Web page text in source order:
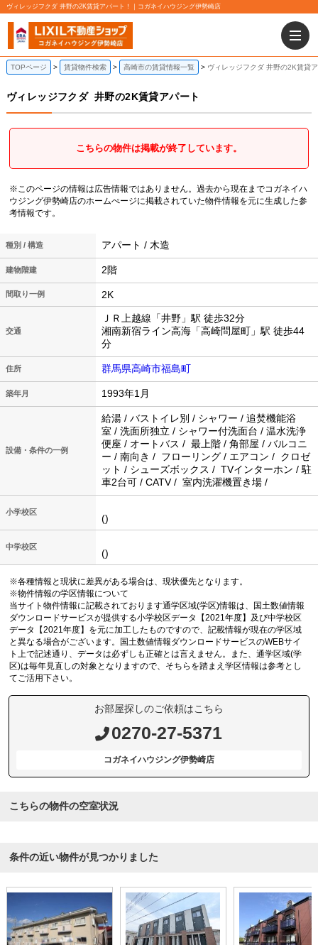
ヴィレッジフクダ 井野の2K賃貸アパート！｜コガネイハウジング伊勢崎店
TOPページ 賃貸物件検索 高崎市の賃貸情報一覧 ヴィレッジフクダ 井野の2K賃貸
ヴィレッジフクダ 井野の2K賃貸アパート
こちらの物件は掲載が終了しています。
※このページの情報は広告情報ではありません。過去から現在までコガネイハ
ウジング伊勢崎店のホームぺージに掲載されていた物件情報を元に生成した参
考情報です。
種別 / 構造 アパート / 木造
建物階建 2階
間取り一例 2K
交通
ＪＲ上越線「井野」駅 徒歩32分
湘南新宿ライン高海「高崎問屋町」駅 徒歩44
分
住所 群馬県高崎市福島町
築年月 1993年1月
設備・条件の一例
給湯 / バストイレ別 / シャワー / 追焚機能浴
室 / 洗面所独立 / シャワー付洗面台 / 温水洗浄
便座 / オートバス / 最上階 / 角部屋 / バルコニ
ー / 南向き / フローリング / エアコン / クロゼ
ット / シューズボックス / TVインターホン / 駐
車2台可 / CATV / 室内洗濯機置き場 /
小学校区
()
中学校区
()
※各種情報と現状に差異がある場合は、現状優先となります。
※物件情報の学区情報について
当サイト物件情報に記載されております通学区域(学区)情報は、国土数値情報
ダウンロードサービスが提供する小学校区データ【2021年度】及び中学校区
データ【2021年度】を元に加工したものですので、記載情報が現在の学区域
と異なる場合がございます。国土数値情報ダウンロードサービスのWEBサイ
ト上で記述通り、データは必ずしも正確とは言えません。また、通学区域(学
区)は毎年見直しの対象となりますので、そちらを踏まえ学区情報は参考とし
てご活用下さい。
お部屋探しのご依頼はこちら
0270-27-5371
コガネイハウジング伊勢崎店
こちらの物件の空室状況
条件の近い物件が見つかりました